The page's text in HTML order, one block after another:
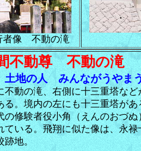
不動の滝
不動尊 不動の滝
土地の人 みんながうやま
動の滝、右側に十三重塔など
る。境内の左にも十三重塔があ
修験者役小角（えんのおづぬ
ている。飛翔に似た像は、永
跡地。